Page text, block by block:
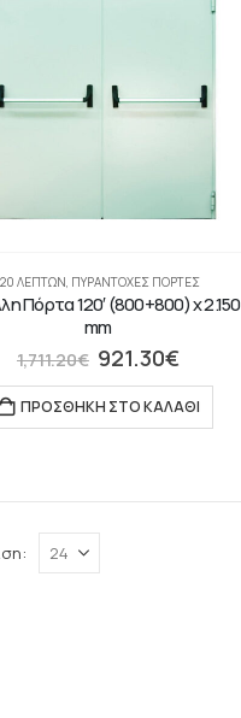
ΛΕΠΤΏΝ ΠΥΡΆΝΤΟΧΕΣ ΠΌΡΤΕΣ
Πόρτα 120′ (800+800) x 2.150
mm
1,711.20€ 921.30€
ΠΡΟΣΘΉΚΗ ΣΤΟ ΚΑΛΆΘΙ